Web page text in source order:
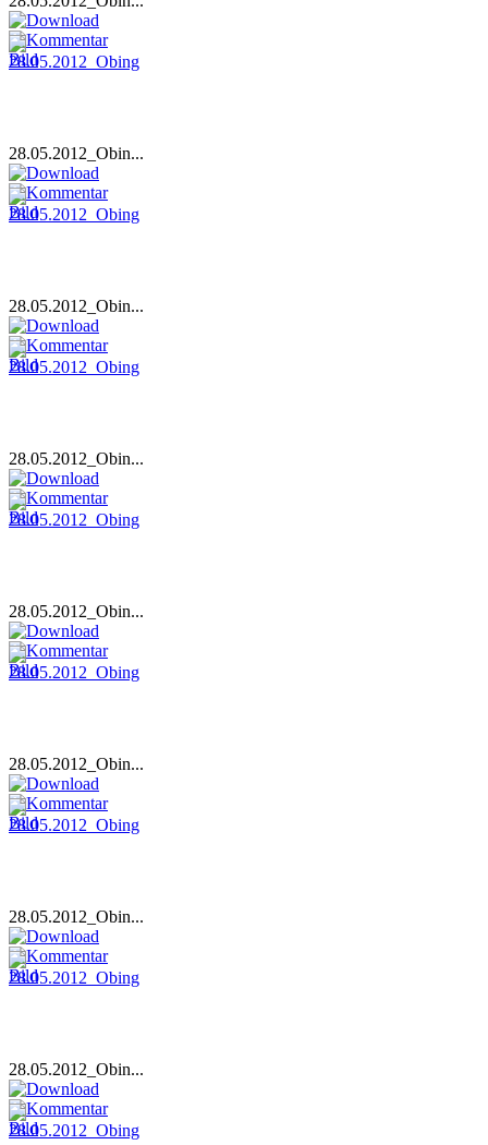
28.05.2012_Obin...
28.05.2012_Obin...
28.05.2012_Obin...
28.05.2012_Obin...
28.05.2012_Obin...
28.05.2012_Obin...
28.05.2012_Obin...